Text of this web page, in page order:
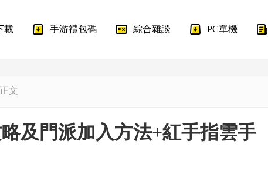
載 手游禮包碼 綜合雜談 PC單機
正文
及門派加入方法+紅手指雲手